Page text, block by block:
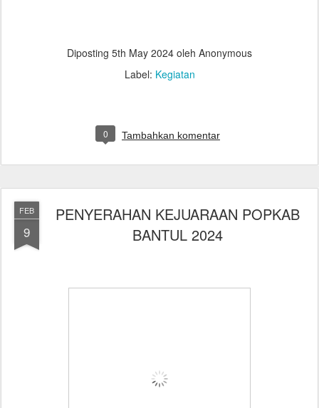
Diposting 5th May 2024 oleh Anonymous
Label: Kegiatan
0 Tambahkan komentar
FEB
9
PENYERAHAN KEJUARAAN POPKAB
BANTUL 2024